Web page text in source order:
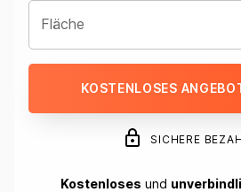
Fläche
KOSTENLOSES
SICHERE
Kostenloses und